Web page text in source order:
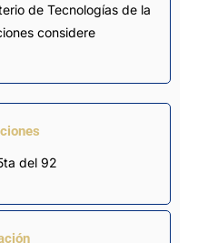
de Tecnologías de la
considere
del 92